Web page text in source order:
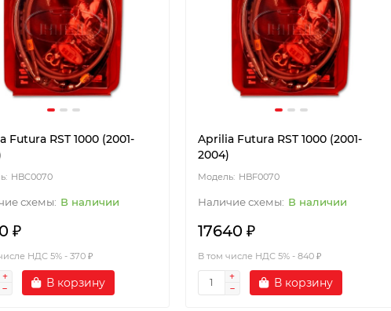
Futura RST 1000 (2001-
HBC0070
В наличии
₽
НДС 5% - 370 ₽
В корзину
Aprilia Futura RST 1000 (2001-
2004)
HBF0070
В наличии
17640 ₽
В том числе НДС 5% - 840 ₽
В корзину